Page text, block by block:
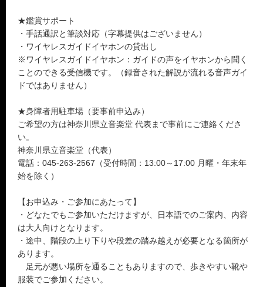
★鑑賞サポート
・手話通訳と筆談対応（字幕提供はございません）
・ワイヤレスガイドイヤホンの貸出し
※ワイヤレスガイドイヤホン：ガイドの声をイヤホンから聞く
ことのできる受信機です。（録音された解説が流れる音声ガイ
ドではありません）
★身障者用駐車場（要事前申込み）
ご希望の方は神奈川県立音楽堂 代表まで事前にご連絡くださ
い。
神奈川県立音楽堂（代表）
電話：045-263-2567（受付時間：13:00～17:00 月曜・年末年
始を除く）
【お申込み・ご参加にあたって】
・どなたでもご参加いただけますが、日本語でのご案内、内容
は大人向けとなります。
・途中、階段の上り下りや段差の踏み越えが必要となる箇所が
あります。
足元が悪い場所を通ることもありますので、歩きやすい靴や
服装でご参加ください。